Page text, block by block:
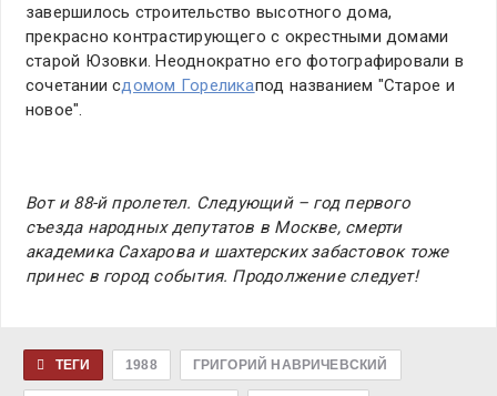
завершилось строительство высотного дома,
прекрасно контрастирующего с окрестными домами
старой Юзовки. Неоднократно его фотографировали в
сочетании сдомом Гореликапод названием "Старое и
новое".
Вот и 88-й пролетел. Следующий – год первого
съезда народных депутатов в Москве, смерти
академика Сахарова и шахтерских забастовок тоже
принес в город события. Продолжение следует!
ТЕГИ 1988 ГРИГОРИЙ НАВРИЧЕВСКИЙ